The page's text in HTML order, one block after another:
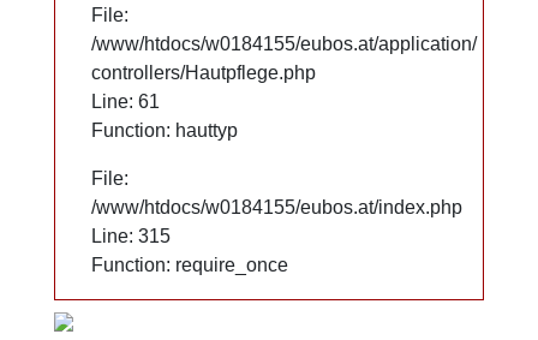
File:
/www/htdocs/w0184155/eubos.at/application/
controllers/Hautpflege.php
Line: 61
Function: hauttyp
File:
/www/htdocs/w0184155/eubos.at/index.php
Line: 315
Function: require_once
File:
/www/htdocs/w0184155/eubos.at/application/
controllers/Hautpflege.php
Line: 61
Function: hauttyp
File:
/www/htdocs/w0184155/eubos.at/index.php
Line: 315
Function: require_once